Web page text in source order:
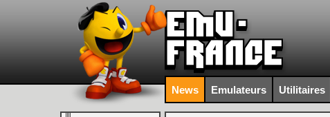
News Emulateurs Utilitaires